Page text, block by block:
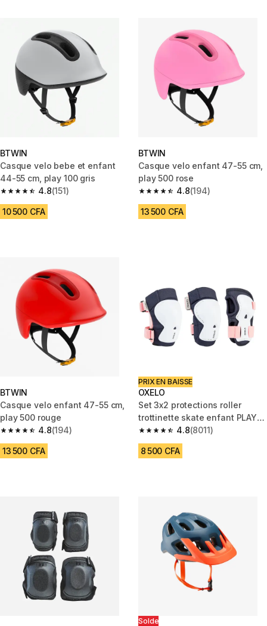
BTWIN
Casque velo bebe et enfant
44-55 cm, play 100 gris
4.8
4.8 out of 5 stars from 151 reviews
(151)
10 500 CFA
BTWIN
Casque velo enfant 47-55 cm,
play 500 rose
4.8
4.8 out of 5 stars from 194
(194)
13 500 CFA
BTWIN
Casque velo enfant 47-55 cm,
play 500 rouge
4.8
4.8 out of 5 stars from 194 reviews
(194)
13 500 CFA
PRIX EN BAISSE
OXELO
Set 3x2 protections roller
trottinette skate enfant PLAY
Bridal Pink4.8
4.8 out of 5 stars from 8011
(8011)
8 500 CFA
Solde